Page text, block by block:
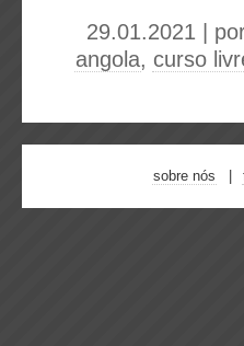
29.01.2021 |
angola, curso
sobre nós